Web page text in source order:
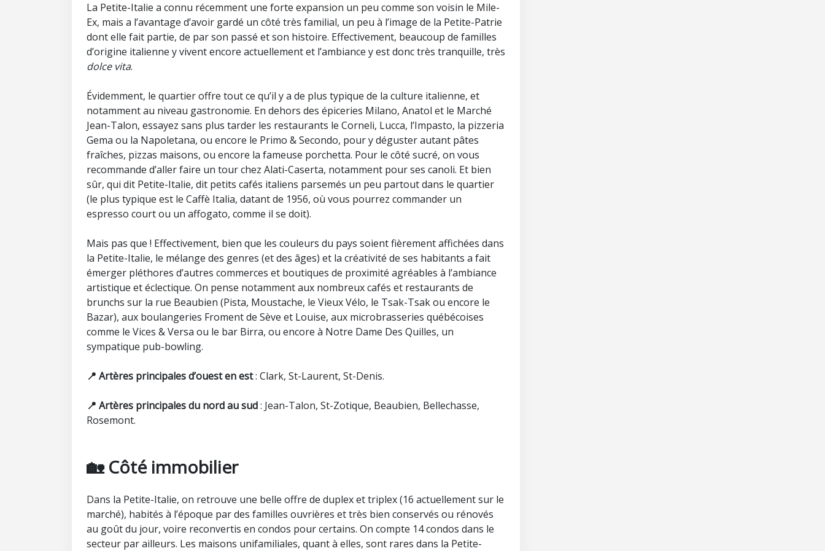
La Petite-Italie a connu récemment une forte expansion un peu comme son voisin le Mile-
Ex, mais a l’avantage d’avoir gardé un côté très familial, un peu à l’image de la Petite-Patrie
dont elle fait partie, de par son passé et son histoire. Effectivement, beaucoup de familles
d’origine italienne y vivent encore actuellement et l’ambiance y est donc très tranquille, très
dolce vita.
Évidemment, le quartier offre tout ce qu’il y a de plus typique de la culture italienne, et
notamment au niveau gastronomie. En dehors des épiceries Milano, Anatol et le Marché
Jean-Talon, essayez sans plus tarder les restaurants le Corneli, Lucca, l’Impasto, la pizzeria
Gema ou la Napoletana, ou encore le Primo & Secondo, pour y déguster autant pâtes
fraîches, pizzas maisons, ou encore la fameuse porchetta. Pour le côté sucré, on vous
recommande d’aller faire un tour chez Alati-Caserta, notamment pour ses canoli. Et bien
sûr, qui dit Petite-Italie, dit petits cafés italiens parsemés un peu partout dans le quartier
(le plus typique est le Caffè Italia, datant de 1956, où vous pourrez commander un
espresso court ou un affogato, comme il se doit).
Mais pas que ! Effectivement, bien que les couleurs du pays soient fièrement affichées dans
la Petite-Italie, le mélange des genres (et des âges) et la créativité de ses habitants a fait
émerger pléthores d’autres commerces et boutiques de proximité agréables à l’ambiance
artistique et éclectique. On pense notamment aux nombreux cafés et restaurants de
brunchs sur la rue Beaubien (Pista, Moustache, le Vieux Vélo, le Tsak-Tsak ou encore le
Bazar), aux boulangeries Froment de Sève et Louise, aux microbrasseries québécoises
comme le Vices & Versa ou le bar Birra, ou encore à Notre Dame Des Quilles, un
sympatique pub-bowling.
📍 Artères principales d’ouest en est: Clark, St-Laurent, St-Denis.
📍 Artères principales du nord au sud: Jean-Talon, St-Zotique, Beaubien, Bellechasse,
Rosemont.
🏡 Côté immobilier
Dans la Petite-Italie, on retrouve une belle offre de duplex et triplex (16 actuellement sur le
marché), habités à l’époque par des familles ouvrières et très bien conservés ou rénovés
au goût du jour, voire reconvertis en condos pour certains. On compte 14 condos dans le
secteur par ailleurs. Les maisons unifamiliales, quant à elles, sont rares dans la Petite-